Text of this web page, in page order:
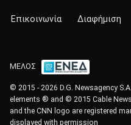
Επικοινωνία Διαφήμιση
ΜΕΛΟΣ
© 2015 - 2026 D.G. Newsagency
elements ® and © 2015 Cable
and the CNN logo are registered
displayed with permission